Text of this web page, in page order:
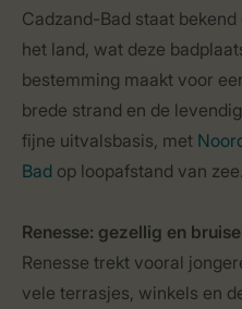
Cadzand-Bad staat
het land, wat deze
bestemming maakt voor
brede strand en de
fijne uitvalsbasis, met
Bad op loopafstand van zee.
Renesse: gezellig en
Renesse trekt vooral
vele terrasjes, winkels en